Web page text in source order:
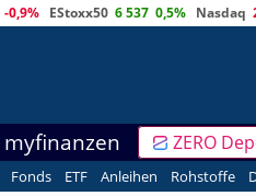
-0,9% EStoxx50 6 537 0,5% Nasdaq
myfinanzen ZERO
Fonds ETF Anleihen Rohstoffe